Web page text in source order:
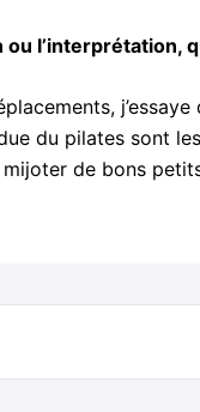
l’interprétation,
du pilates sont
de bons